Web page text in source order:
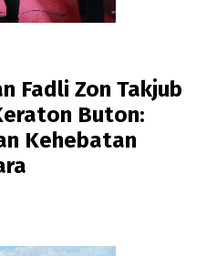
Fadli Zon Takjub
Buton:
Kehebatan